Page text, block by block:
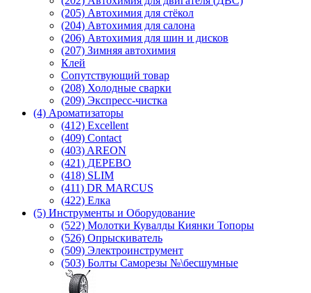
(205) Автохимия для стёкол
(204) Автохимия для салона
(206) Автохимия для шин и дисков
(207) Зимняя автохимия
Клей
Сопутствующий товар
(208) Холодные сварки
(209) Экспреcс-чистка
(4) Ароматизаторы
(412) Excellent
(409) Contact
(403) AREON
(421) ДЕРЕВО
(418) SLIM
(411) DR MARCUS
(422) Елка
(5) Инструменты и Оборудование
(522) Молотки Кувалды Киянки Топоры
(526) Опрыскиватель
(509) Электроинструмент
(503) Болты Саморезы №\бесшумные